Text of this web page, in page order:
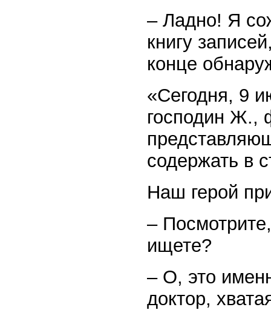
– Ладно! Я
книгу
конце
«Сегодня, 9
господин Ж.,
содержать в
Наш герой
–
ищете?
– О, это
доктор,